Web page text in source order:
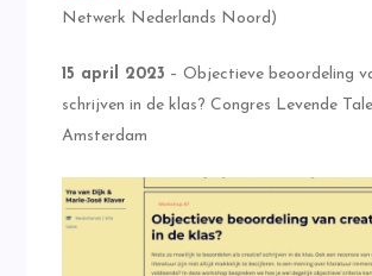
Netwerk Nederlands Noord)
15 april 2023 – Objectieve beoordeling
schrijven in de klas? Congres Levende
Amsterdam